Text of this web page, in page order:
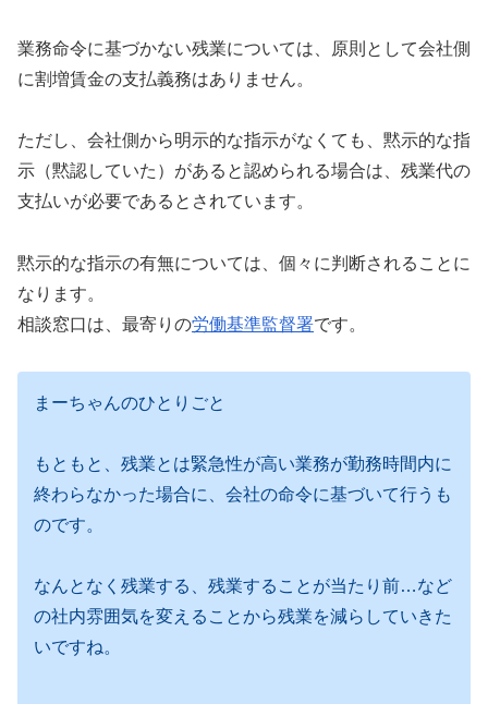
業務命令に基づかない残業については、原則として会社側
に割増賃金の支払義務はありません。
ただし、会社側から明示的な指示がなくても、黙示的な指
示（黙認していた）があると認められる場合は、残業代の
支払いが必要であるとされています。
黙示的な指示の有無については、個々に判断されることに
なります。
相談窓口は、最寄りの労働基準監督署です。
まーちゃんのひとりごと
もともと、残業とは緊急性が高い業務が勤務時間内に
終わらなかった場合に、会社の命令に基づいて行うも
のです。
なんとなく残業する、残業することが当たり前…など
の社内雰囲気を変えることから残業を減らしていきた
いですね。